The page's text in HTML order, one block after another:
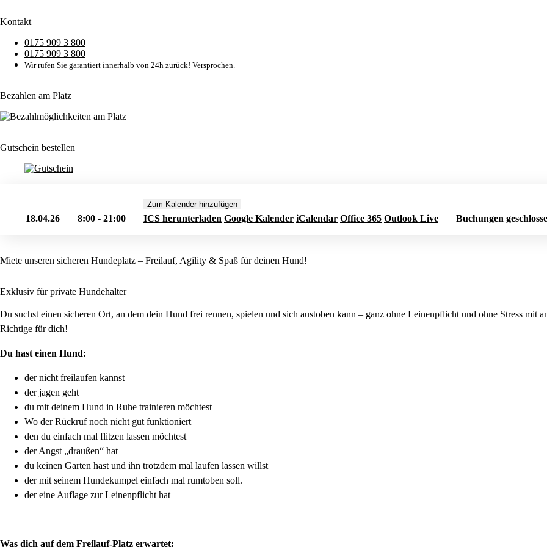
Kontakt
0175 909 3 800
0175 909 3 800
Wir rufen Sie garantiert innerhalb von 24h zurück! Versprochen.
Bezahlen am Platz
Gutschein bestellen
18.04.26 8:00 - 21:00
Zum Kalender hinzufügen
ICS herunterladen Google Kalender iCalendar Office 365 Outlook Live Buchungen
Miete unseren sicheren Hundeplatz – Freilauf, Agility & Spaß für deinen Hund!
Exklusiv für private Hundehalter
Du suchst einen sicheren Ort, an dem dein Hund frei rennen, spielen und sich austoben kann – ganz ohne Leinenpflicht und ohne Stress mit
Richtige für dich!
Du hast einen Hund:
der nicht freilaufen kannst
der jagen geht
du mit deinem Hund in Ruhe trainieren möchtest
Wo der Rückruf noch nicht gut funktioniert
den du einfach mal flitzen lassen möchtest
der Angst „draußen“ hat
du keinen Garten hast und ihn trotzdem mal laufen lassen willst
der mit seinem Hundekumpel einfach mal rumtoben soll.
der eine Auflage zur Leinenpflicht hat
Was dich auf dem Freilauf-Platz erwartet: